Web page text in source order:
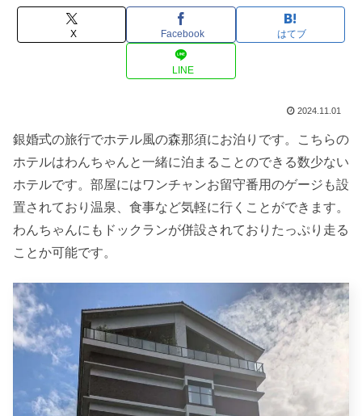
X Facebook はてブ
LINE
2024.11.01
銀婚式の旅行でホテル風の森那須にお泊りです。こちらの
ホテルはわんちゃんと一緒に泊まることのできる数少ない
ホテルです。部屋にはワンチャンお留守番用のゲージも設
置されており温泉、食事など気軽に行くことができます。
わんちゃんにもドックランが併設されておりたっぷり走る
ことか可能です。